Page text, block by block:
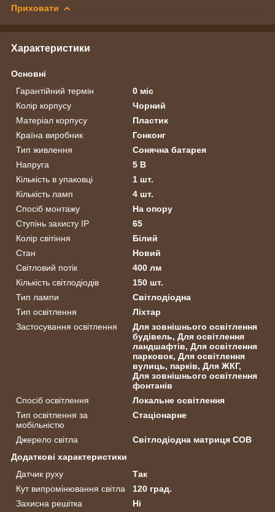
Приховати
Характеристики
Основні
Гарантійний термін
0 міс
Колір корпусу
Чорний
Матеріал корпусу
Пластик
Країна виробник
Гонконг
Тип живлення
Сонячна батарея
Напруга
5 В
Кількість в упаковці
1 шт.
Кількість ламп
4 шт.
Спосіб монтажу
На опору
Ступінь захисту IP
65
Колір світіння
Білий
Стан
Новий
Світловий потік
400 лм
Кількість світлодіодів
150 шт.
Тип лампи
Світлодіодна
Тип освітлення
Ліхтар
Застосування освітлення
Для зовнішнього освітлення
будівель, Для освітлення
ландшафтів, Для освітлення
парковок, Для освітлення
вулиць, парків, Для ЖКГ,
Для зовнішнього освітлення
фонтанів
Спосіб освітлення
Локальне освітлення
Тип освітлення за
мобільністю
Стаціонарне
Джерело світла
Світлодіодна матриця COB
Додаткові характеристики
Датчик руху
Так
Кут випромінювання світла
120 град.
Захисна решітка
Ні